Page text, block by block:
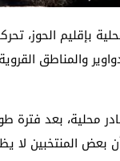
بإقليم الحوز،
والمناطق
محلية، بعد فترة
بعض المنتخبين لا